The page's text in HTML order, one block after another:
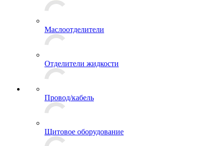
Маслоотделители
Отделители жидкости
Провод/кабель
Щитовое оборудование